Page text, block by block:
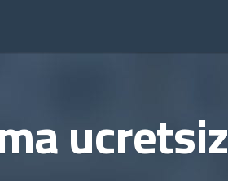
ucretsiz